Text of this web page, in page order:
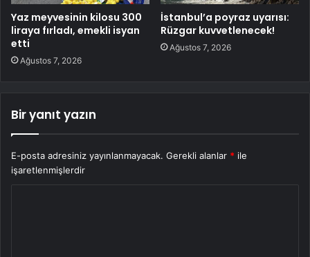
Yaz meyvesinin kilosu 300
liraya fırladı, emekli isyan
etti
Ağustos 7, 2026
İstanbul’a poyraz uyarısı:
Rüzgar kuvvetlenecek!
Ağustos 7, 2026
Bir yanıt yazın
E-posta adresiniz yayınlanmayacak. Gerekli alanlar * ile
işaretlenmişlerdir